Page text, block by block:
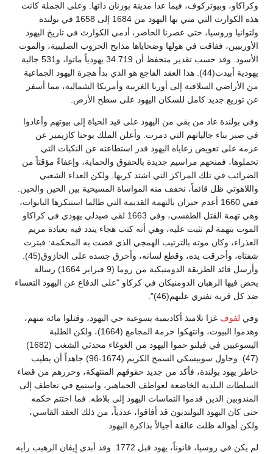
وكراكاو، وبيوتركوف، فيما عدا مدينة بوزنان ذاتها. وعلى الجملة كانت
هذه الكوارث التي مني بها اليهود من 1684 إلى 1658 في بولندة
ولتوانيا وروسيا، حتى عصرنا الحاضر، أدمي الكوارث في تاريخ اليهود
الأوربيين، ففاقت في هولها وضحاياها مذابح الحروب الصليبية، والموت
الأسود. وقد حسب تقدير متحفظ أن 34.719 يهودياً ماتوا، و531 جالية
يهودية أبيدت(44). هذا العقد الفاجع هو الذي بدأ هجرة اليهود الجماعية
من الأراضي السلافية إلى أوربا الغربية وأمريكا الشمالية، مما أسفر
عن توزيع جديد كامل للسكان اليهود على سطح الأرض.
وفي بولندة عاد من بقي من اليهود على قيد الحياة إلى بيوتهم وأعادوا
في صبر بناء جالياتهم التي دمرت. وأعلن الملك يوحنا كازيمير عن
عزمه على تعويض رعاياه اليهود قدر استطاعته عن النكبات التي
تحملوها، فمنحهم مراسيم جديدة بالحقوق والحماية، وإعفاءً مؤقتاً من
الضرائب في تلك المراكز التي اشتد كربها. ولكن العداء الشعبي
واللاهوتي ظل قائماً، نخفف منه المواساة المسيحية بين الحين والحين.
ففي 1660 أعدم حبران بالتهمة القديمة التي طالما استنكرها البابوات،
وهي تهمة القتل الطقسي، وفي 1663 لقي صيدلي يهودي في كراكاو
الموت بتهمة لم تثبت عليه، وهي أنه كتب هجاء يندد فيه بعبادة مريم
العذراء، وكان موته بالترتيب الهمجي الذي قضت به المحكمة: فبترت
شفتاه، وأحرقت يده، وقطع لسانه، وأحرق جسده على الخازوق(45).
وأرسل قائد الطريقة الدومنيكية من روما (9 فبراير 1664) رسالة
يحض فيها الرهبان الدومنيكان في كركاو "على الدفاع عن اليهود التعساء
ضد كل قرية تفتري عليهم(46)".
وفيلفوف غزا تلاميذ أكاديمية يسوعية حي اليهود، وقتلوا مائة منهم،
وهدموا البيوت، وانتهكوا حرمة المجامع (1664)، ولكن الطلبة
اليسوعيين في فيلنو حموا اليهود من الغوغاء محدثي الشغب (1682)
(47). وحاول سوبيسكي السمح الكريم (1674-96) جاهداً أن يطيب
خاطر يهود بولندة، فأكد من جديد حقوقهم المنتهكة، وحررهم من قضاء
السلطات البلدية الخاضعة لعواطف الجماهير، واستمع في تعاطف إلى
المندوبين الذين قدموا التماسات اليهود إلى بلاطه. فما اختتم حكمه
حتى كان اليهود البولنديون قد أفاقوا، عددياً، من ذلك العقد القاسي،
ولكن أهواله ظلت عالقة أجيالاً بذاكرة اليهود.
لم يكن في روسيا، قانوناً، يهود قبل 1772. وقد أبدى إيفان الرهيب رأيه